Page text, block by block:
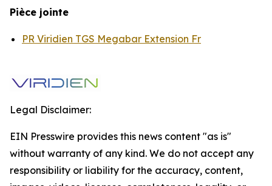
Pièce jointe
PR Viridien TGS Megabar Extension Fr
Legal Disclaimer:
EIN Presswire provides this news content "as is"
without warranty of any kind. We do not accept any
responsibility or liability for the accuracy, content,